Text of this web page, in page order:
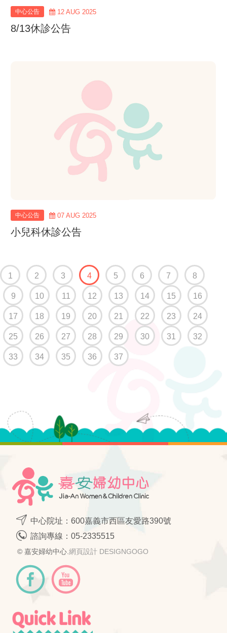
中心公告 12 AUG 2025
8/13休診公告
view
more
中心公告 07 AUG 2025
小兒科休診公告
1 2 3 4(current)
5 6 7 8
9 10 11 12 13 14 15 16
17 18 19 20 21 22 23 24
25 26 27 28 29 30 31 32
33 34 35 36 37
中心院址：600嘉義市西區友愛路390號
諮詢專線： 05-2335515
© 嘉安婦幼中心. 網頁設計 DESIGNGOGO